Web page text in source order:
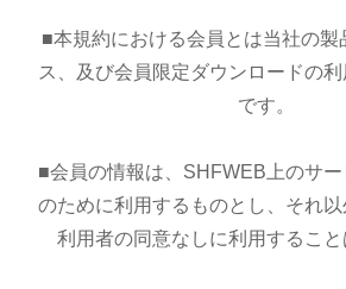
■本規約における会員とは当社の製
ス、及び会員限定ダウンロードの
です。
■会員の情報は、SHFWEB上のサ
のために利用するものとし、それ
利用者の同意なしに利用すること